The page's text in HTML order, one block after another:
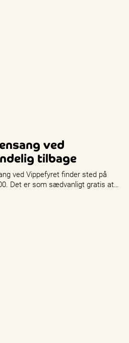
ved
tilbage
ved Vippefyret finder sted på
Det er som sædvanligt gratis at…